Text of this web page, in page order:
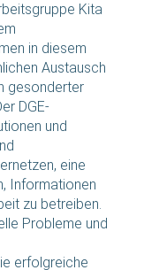
Kita
in diesem
Austausch
gesonderter
DGE-
und
eine
Informationen
zu betreiben.
Probleme und
erfolgreiche